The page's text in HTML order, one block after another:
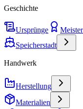
Geschichte
Ursprünge
Speicherstadt
Handwerk
Herstellung
Materialien